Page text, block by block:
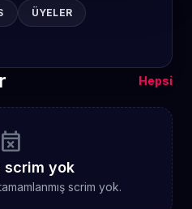
ÜYELER
Hepsi
event_busy
scrim yok
scrim yok.